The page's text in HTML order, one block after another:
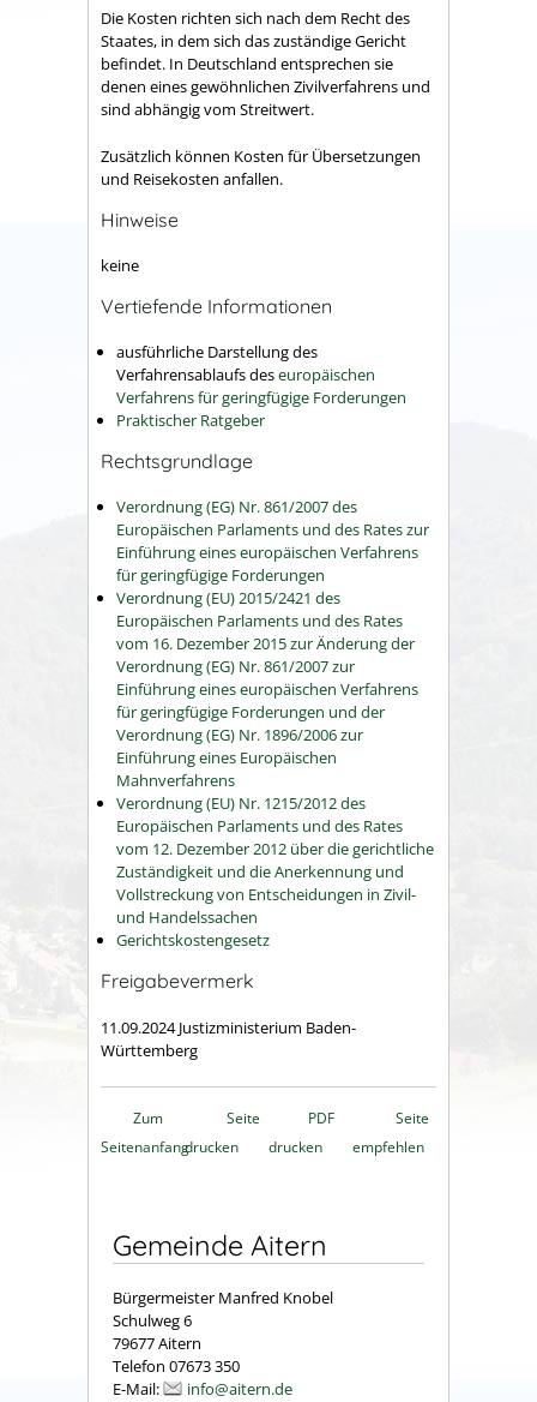
Die Kosten richten sich nach dem Recht des
Staates, in dem sich das zuständige Gericht
befindet. In Deutschland entsprechen sie
denen eines gewöhnlichen Zivilverfahrens und
sind abhängig vom Streitwert.
Zusätzlich können Kosten für Übersetzungen
und Reisekosten anfallen.
Hinweise
keine
Vertiefende Informationen
ausführliche Darstellung des
Verfahrensablaufs deseuropäischen
Verfahrens für geringfügige Forderungen
Praktischer Ratgeber
Rechtsgrundlage
Verordnung (EG) Nr. 861/2007 des
Europäischen Parlaments und des Rates zur
Einführung eines europäischen Verfahrens
für geringfügige Forderungen
Verordnung (EU) 2015/2421 des
Europäischen Parlaments und des Rates
vom 16. Dezember 2015 zur Änderung der
Verordnung (EG) Nr. 861/2007 zur
Einführung eines europäischen Verfahrens
für geringfügige Forderungen und der
Verordnung (EG) Nr. 1896/2006 zur
Einführung eines Europäischen
Mahnverfahrens
Verordnung (EU) Nr. 1215/2012 des
Europäischen Parlaments und des Rates
vom 12. Dezember 2012 über die gerichtliche
Zuständigkeit und die Anerkennung und
Vollstreckung von Entscheidungen in Zivil-
und Handelssachen
Gerichtskostengesetz
Freigabevermerk
11.09.2024 Justizministerium Baden-
Württemberg
Zum
Seitenanfang
Seite
drucken
PDF
drucken
Seite
empfehlen
Gemeinde Aitern
Bürgermeister Manfred Knobel
Schulweg 6
79677 Aitern
Telefon 07673 350
E-Mail:
info@aitern.de